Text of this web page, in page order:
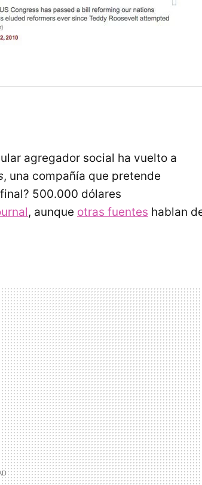
agregador social ha vuelto a
, una compañía que pretende
500.000 dólares
, aunque otras fuentes hablan